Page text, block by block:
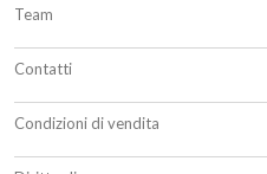
Team
Contatti
Condizioni di vendita